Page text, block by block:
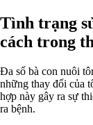
Tình trạng
cách trong
Đa số bà con nuôi
những thay đổi của
hợp này gây ra sự
ra bệnh.